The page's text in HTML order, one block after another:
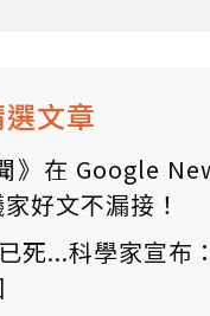
文章
》在 Google
好文不漏接！
死...科學家宣布